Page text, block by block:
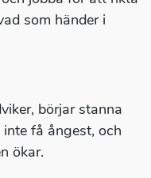
som händer i
börjar stanna
få ångest, och
ökar.